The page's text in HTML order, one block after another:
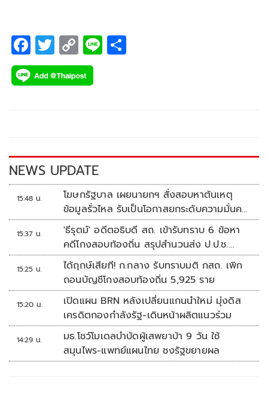
สะสม จากสนามเปิดฤดูกาล แฟนความเร็วห้ามพลาด!
F
ac
e
k
T
wi
tt
C
o
p
k
Li
NEWS UPDATE
15:48 น.
โฆษกรัฐบาล เผยนายกฯ สั่งสอบหาต้นเหตุ
ข้อมูลรั่วไหล รับเป็นโอกาสยกระดับความมั่นคง
ปลอดภัยข้อมูลภาครัฐทั้งระบบ
15:37 น.
'ธีรุตม์' อดีตอธิบดี สถ. เข้ารับทราบ 6 ข้อหา
คดีโกงสอบท้องถิ่น สรุปสำนวนส่ง ป.ป.ช.
สัปดาห์หน้า
15:25 น.
ได้ฤกษ์เสียที! ก.กลาง รับทราบมติ กสถ. เพิก
ถอนบัญชีโกงสอบท้องถิ่น 5,925 ราย
15:20 น.
เปิดแผน BRN หลังเปลี่ยนแกนนำใหม่ มุ่งดิส
เครดิตกองกำลังรัฐ-เดินหน้าผลิตแนวร่วม
14:29 น.
มธ.โชว์โมเดลบำบัดผู้เสพยาบ้า 9 วัน ใช้
สมุนไพร-แพทย์แผนไทย ชงรัฐขยายผล